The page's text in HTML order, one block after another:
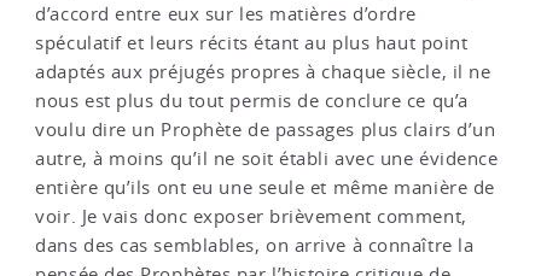
d’accord entre eux sur les matières d’ordre
spéculatif et leurs récits étant au plus haut point
adaptés aux préjugés propres à chaque siècle, il ne
nous est plus du tout permis de conclure ce qu’a
voulu dire un Prophète de passages plus clairs d’un
autre, à moins qu’il ne soit établi avec une évidence
entière qu’ils ont eu une seule et même manière de
voir. Je vais donc exposer brièvement comment,
dans des cas semblables, on arrive à connaître la